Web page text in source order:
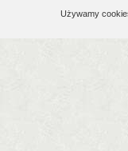
Używamy